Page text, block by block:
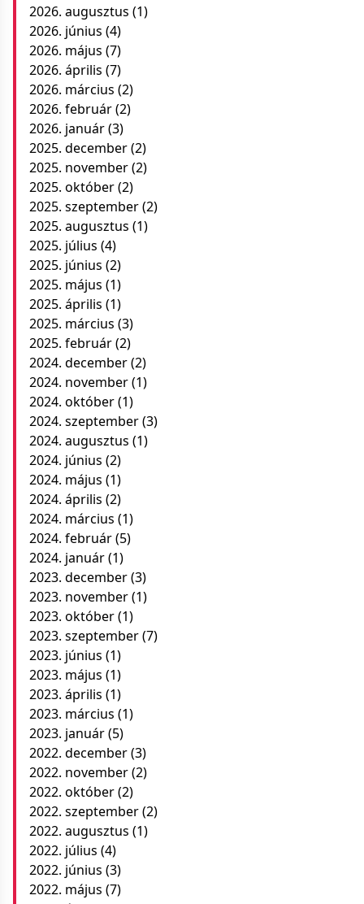
2026. augusztus (1)
2026. június (4)
2026. május (7)
2026. április (7)
2026. március (2)
2026. február(2)
2026. január(3)
2025. december(2)
2025. november(2)
2025. október(2)
2025. szeptember(2)
2025. augusztus (1)
2025. július (4)
2025. június (2)
2025. május (1)
2025. április (1)
2025. március (3)
2025. február(2)
2024. december(2)
2024. november(1)
2024. október(1)
2024. szeptember(3)
2024. augusztus (1)
2024. június (2)
2024. május (1)
2024. április (2)
2024. március (1)
2024. február(5)
2024. január(1)
2023. december(3)
2023. november(1)
2023. október(1)
2023. szeptember(7)
2023. június (1)
2023. május (1)
2023. április (1)
2023. március (1)
2023. január(5)
2022. december(3)
2022. november(2)
2022. október(2)
2022. szeptember(2)
2022. augusztus (1)
2022. július (4)
2022. június (3)
2022. május (7)